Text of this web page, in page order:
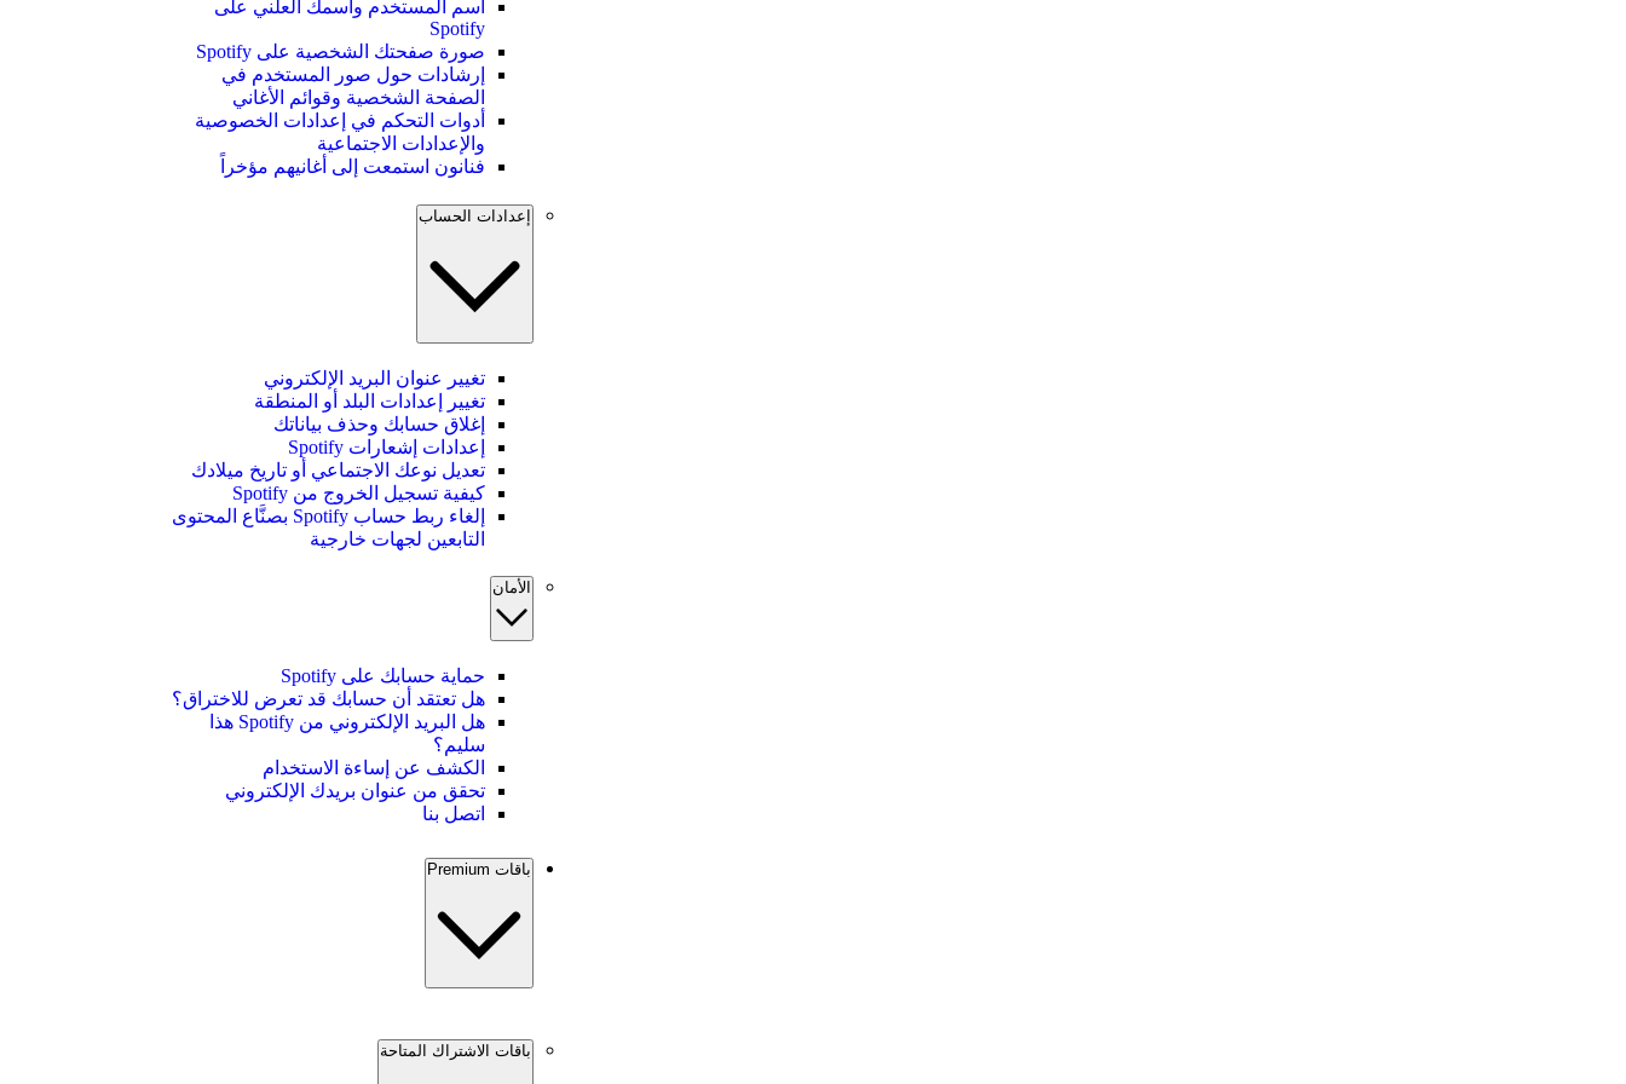
اسم المستخدم واسمك العلني على
Spotify
صورة صفحتك الشخصية على Spotify
إرشادات حول صور المستخدم في
الصفحة الشخصية وقوائم الأغاني
أدوات التحكم في إعدادات الخصوصية
والإعدادات الاجتماعية
فنانون استمعت إلى أغانيهم مؤخراً
إعدادات الحساب
تغيير عنوان البريد الإلكتروني
تغيير إعدادات البلد أو المنطقة
إغلاق حسابك وحذف بياناتك
إعدادات إشعارات Spotify
تعديل نوعك الاجتماعي أو تاريخ ميلادك
كيفية تسجيل الخروج من Spotify
إلغاء ربط حساب Spotify بصنَّاع المحتوى
التابعين لجهات خارجية
الأمان
حماية حسابك على Spotify
هل تعتقد أن حسابك قد تعرض للاختراق؟
هل البريد الإلكتروني من Spotify هذا
سليم؟
الكشف عن إساءة الاستخدام
تحقق من عنوان بريدك الإلكتروني
اتصل بنا
باقات Premium
باقات الاشتراك المتاحة